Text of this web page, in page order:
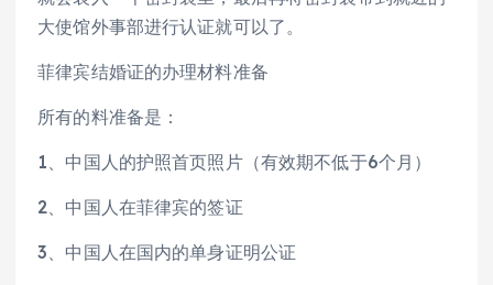
大使馆外事部进行认证就可以了。
菲律宾结婚证的办理材料准备
所有的料准备是：
1、中国人的护照首页照片（有效期不低于6个月）
2、中国人在菲律宾的签证
3、中国人在国内的单身证明公证